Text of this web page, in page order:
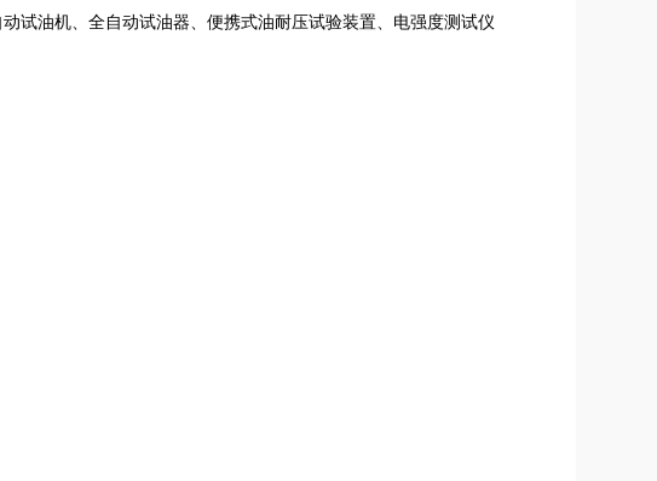
试油机、全自动试油器、便携式油耐压试验装置、电强度测试仪